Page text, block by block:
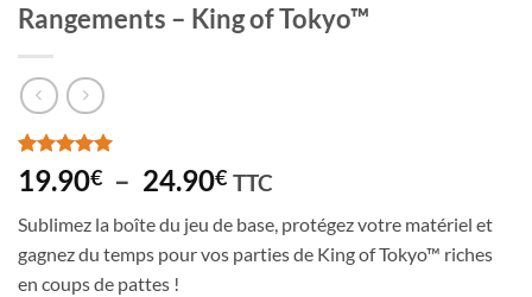
Rangements – King of Tokyo™
Noté5sur
5 basé sur
2
client
19.90€ – 24.90€Plage
prix :
19.90€
TTC
Sublimez la boîte du jeu de base, protégez votre matériel et
gagnez du temps pour vos parties de King of Tokyo™ riches
en coups de pattes !